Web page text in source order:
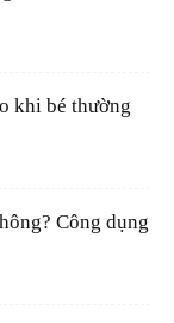
khi bé thường
Công dụng